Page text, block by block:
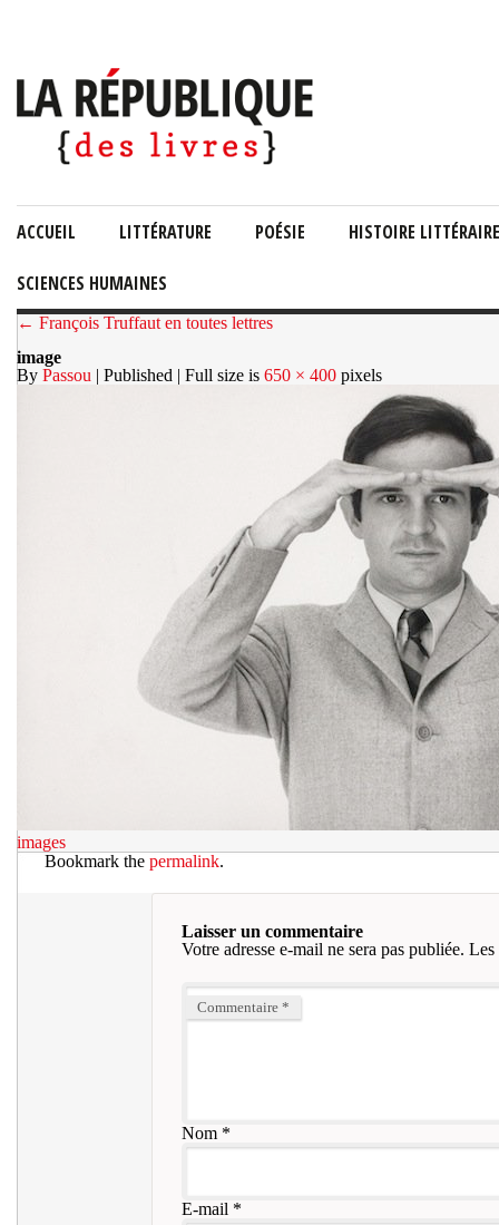
ACCUEIL LITTÉRATURE POÉSIE HISTOIRE LITTÉRAIRE
SCIENCES HUMAINES
← François Truffaut en toutes lettres
image
By Passou | Published | Full size is 650 × 400 pixels
images
Bookmark the permalink.
Laisser un commentaire
Votre adresse e-mail ne sera pas publiée. Les
Commentaire *
Nom*
E-mail *